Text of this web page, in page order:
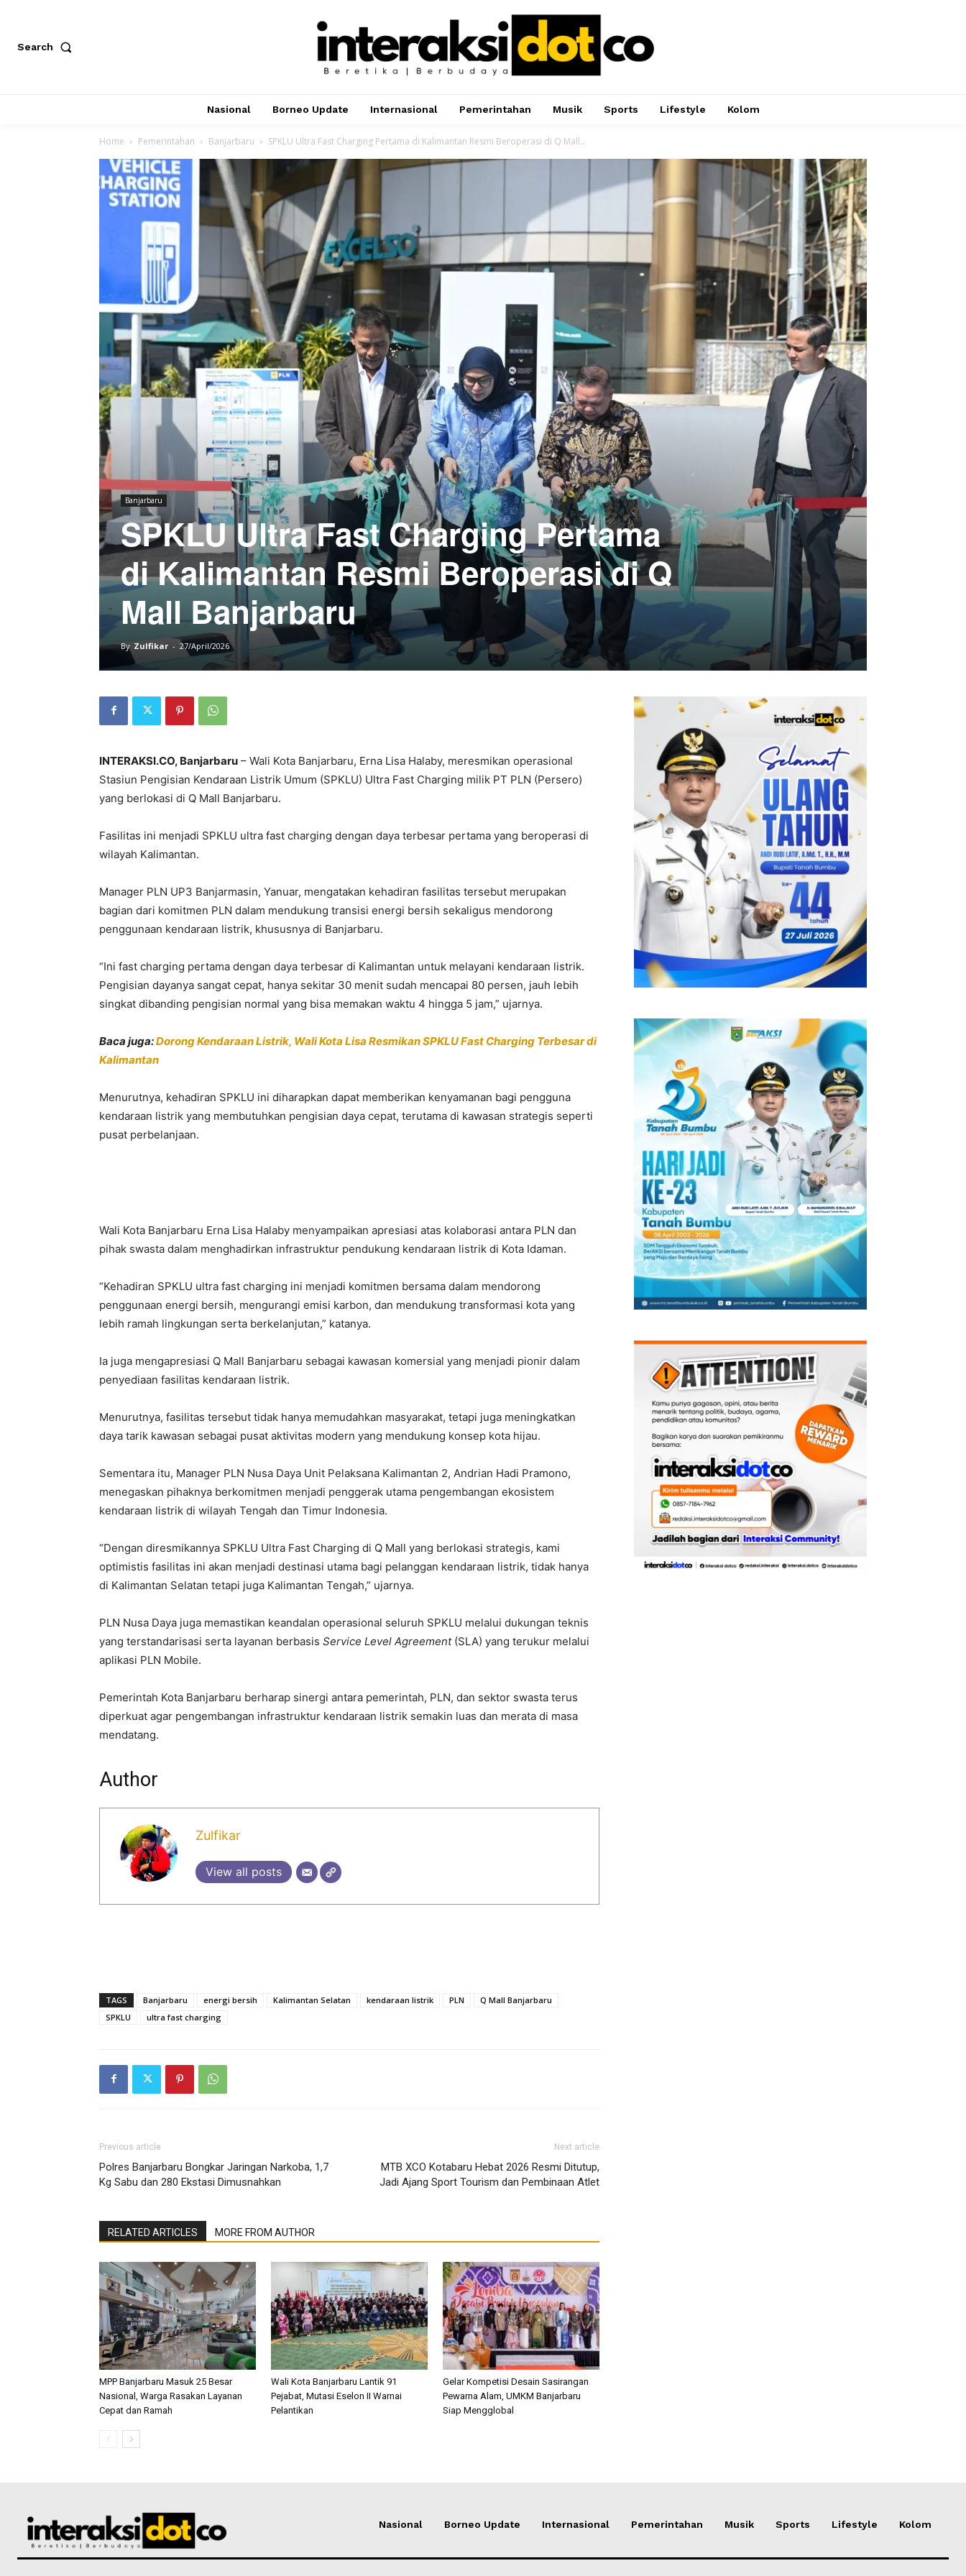
Search
Nasional Borneo Update Internasional Pemerintahan Musik Sports Lifestyle Kolom
Home Pemerintahan Banjarbaru SPKLU Ultra Fast Charging Pertama di Kalimantan Resmi Beroperasi di Q Mall...
Banjarbaru
SPKLU Ultra Fast Charging Pertama
di Kalimantan Resmi Beroperasi di Q
Mall Banjarbaru
By Zulfikar - 27/April/2026
INTERAKSI.CO, Banjarbaru – Wali Kota Banjarbaru, Erna Lisa Halaby, meresmikan operasional
Stasiun Pengisian Kendaraan Listrik Umum (SPKLU) Ultra Fast Charging milik PT PLN (Persero)
yang berlokasi di Q Mall Banjarbaru.
Fasilitas ini menjadi SPKLU ultra fast charging dengan daya terbesar pertama yang beroperasi di
wilayah Kalimantan.
Manager PLN UP3 Banjarmasin, Yanuar, mengatakan kehadiran fasilitas tersebut merupakan
bagian dari komitmen PLN dalam mendukung transisi energi bersih sekaligus mendorong
penggunaan kendaraan listrik, khususnya di Banjarbaru.
“Ini fast charging pertama dengan daya terbesar di Kalimantan untuk melayani kendaraan listrik.
Pengisian dayanya sangat cepat, hanya sekitar 30 menit sudah mencapai 80 persen, jauh lebih
singkat dibanding pengisian normal yang bisa memakan waktu 4 hingga 5 jam,” ujarnya.
Baca juga:Dorong Kendaraan Listrik, Wali Kota Lisa Resmikan SPKLU Fast Charging Terbesar di
Kalimantan
Menurutnya, kehadiran SPKLU ini diharapkan dapat memberikan kenyamanan bagi pengguna
kendaraan listrik yang membutuhkan pengisian daya cepat, terutama di kawasan strategis seperti
pusat perbelanjaan.
Wali Kota Banjarbaru Erna Lisa Halaby menyampaikan apresiasi atas kolaborasi antara PLN dan
pihak swasta dalam menghadirkan infrastruktur pendukung kendaraan listrik di Kota Idaman.
“Kehadiran SPKLU ultra fast charging ini menjadi komitmen bersama dalam mendorong
penggunaan energi bersih, mengurangi emisi karbon, dan mendukung transformasi kota yang
lebih ramah lingkungan serta berkelanjutan,” katanya.
Ia juga mengapresiasi Q Mall Banjarbaru sebagai kawasan komersial yang menjadi pionir dalam
penyediaan fasilitas kendaraan listrik.
Menurutnya, fasilitas tersebut tidak hanya memudahkan masyarakat, tetapi juga meningkatkan
daya tarik kawasan sebagai pusat aktivitas modern yang mendukung konsep kota hijau.
Sementara itu, Manager PLN Nusa Daya Unit Pelaksana Kalimantan 2, Andrian Hadi Pramono,
menegaskan pihaknya berkomitmen menjadi penggerak utama pengembangan ekosistem
kendaraan listrik di wilayah Tengah dan Timur Indonesia.
“Dengan diresmikannya SPKLU Ultra Fast Charging di Q Mall yang berlokasi strategis, kami
optimistis fasilitas ini akan menjadi destinasi utama bagi pelanggan kendaraan listrik, tidak hanya
di Kalimantan Selatan tetapi juga Kalimantan Tengah,” ujarnya.
PLN Nusa Daya juga memastikan keandalan operasional seluruh SPKLU melalui dukungan teknis
yang terstandarisasi serta layanan berbasis Service Level Agreement(SLA) yang terukur melalui
aplikasi PLN Mobile.
Pemerintah Kota Banjarbaru berharap sinergi antara pemerintah, PLN, dan sektor swasta terus
diperkuat agar pengembangan infrastruktur kendaraan listrik semakin luas dan merata di masa
mendatang.
Author
Zulfikar
View all posts
TAGS Banjarbaru energi bersih Kalimantan Selatan kendaraan listrik PLN
Q Mall Banjarbaru
SPKLU
ultra fast charging
Previous article
Polres Banjarbaru Bongkar Jaringan Narkoba, 1,7
Kg Sabu dan 280 Ekstasi Dimusnahkan
Next article
MTB XCO Kotabaru Hebat 2026 Resmi Ditutup,
Jadi Ajang Sport Tourism dan Pembinaan Atlet
RELATED ARTICLES MORE FROM AUTHOR
MPP Banjarbaru Masuk 25 Besar
Nasional, Warga Rasakan Layanan
Cepat dan Ramah
Wali Kota Banjarbaru Lantik 91
Pejabat, Mutasi Eselon II Warnai
Pelantikan
Gelar Kompetisi Desain Sasirangan
Pewarna Alam, UMKM Banjarbaru
Siap Mengglobal
Nasional Borneo Update Internasional Pemerintahan Musik Sports Lifestyle Kolom